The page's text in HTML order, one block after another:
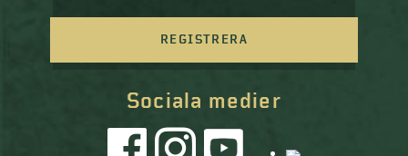
Sociala medier
REGISTRERA